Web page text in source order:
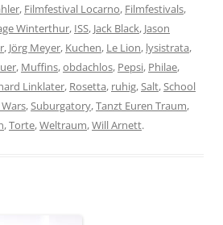
, Filmfestival Locarno, Filmfestivals,
Winterthur, ISS, Jack Black, Jason
, Jörg Meyer, Kuchen, Le Lion, lysistrata,
, Muffins,obdachlos, Pepsi, Philae,
Linklater, Rosetta, ruhig,Salt,School
,Suburgatory,Tanzt Euren Traum,
,Torte,Weltraum,Will Arnett.